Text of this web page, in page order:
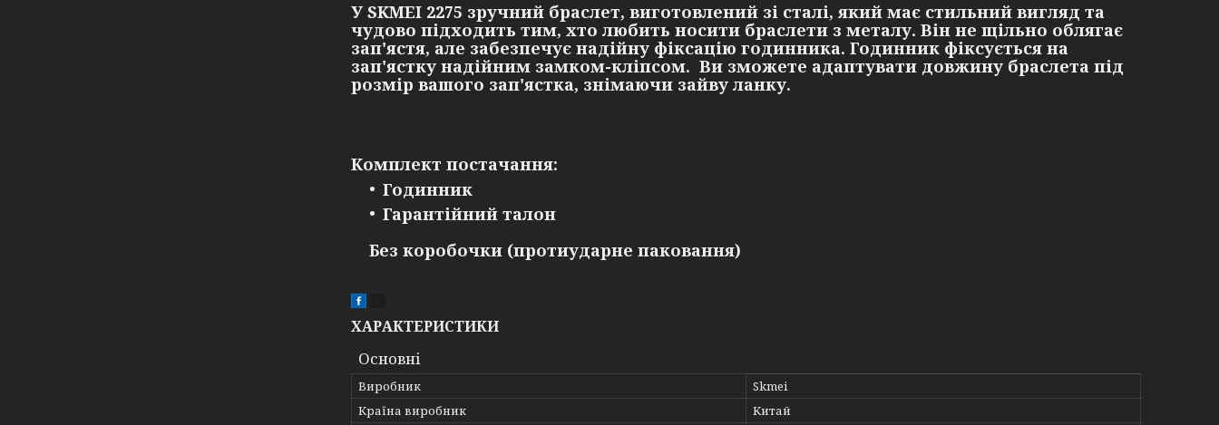
У SKMEI 2275 зручний браслет, виготовлений зі сталі, який має стильний вигляд та
чудово підходить тим, хто любить носити браслети з металу. Він не щільно облягає
зап'ястя, але забезпечує надійну фіксацію годинника. Годинник фіксується на
зап'ястку надійним замком-кліпсом. Ви зможете адаптувати довжину браслета під
розмір вашого зап'ястка, знімаючи зайву ланку.
Комплект постачання:
Годинник
Гарантійний талон
Без коробочки (протиударне паковання)
ХАРАКТЕРИСТИКИ
Основні
Виробник
Skmei
Країна виробник
Китай